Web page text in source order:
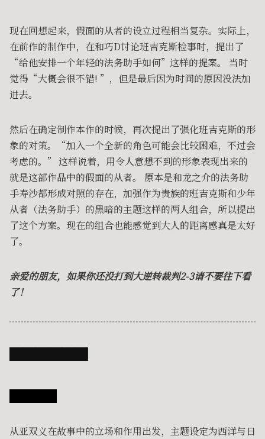
现在回想起来，假面的从者的设立过程相当复杂。实际上，
在前作的制作中，在和巧D讨论班吉克斯检事时，提出了
“给他安排一个年轻的法务助手如何”这样的提案。 当时
觉得“大概会很不错! ”，但是最后因为时间的原因没法加
进去。
然后在确定制作本作的时候，再次提出了强化班吉克斯的形
象的对策。“加入一个全新的角色可能会比较困难，不过会
考虑的。” 这样说着，用令人意想不到的形象表现出来的
就是这部作品中的假面的从者。 原本是和龙之介的法务助
手寿沙都形成对照的存在，加强作为贵族的班吉克斯和少年
从者（法务助手）的黑暗的主题这样的两人组合，所以提出
了这个方案。现在的组合也能感觉到大人的距离感真是太好
了。
亲爱的朋友，如果你还没打到大逆转裁判2-3请不要往下看
了！
██████
从亚双义在故事中的立场和作用出发，主题设定为西洋与日